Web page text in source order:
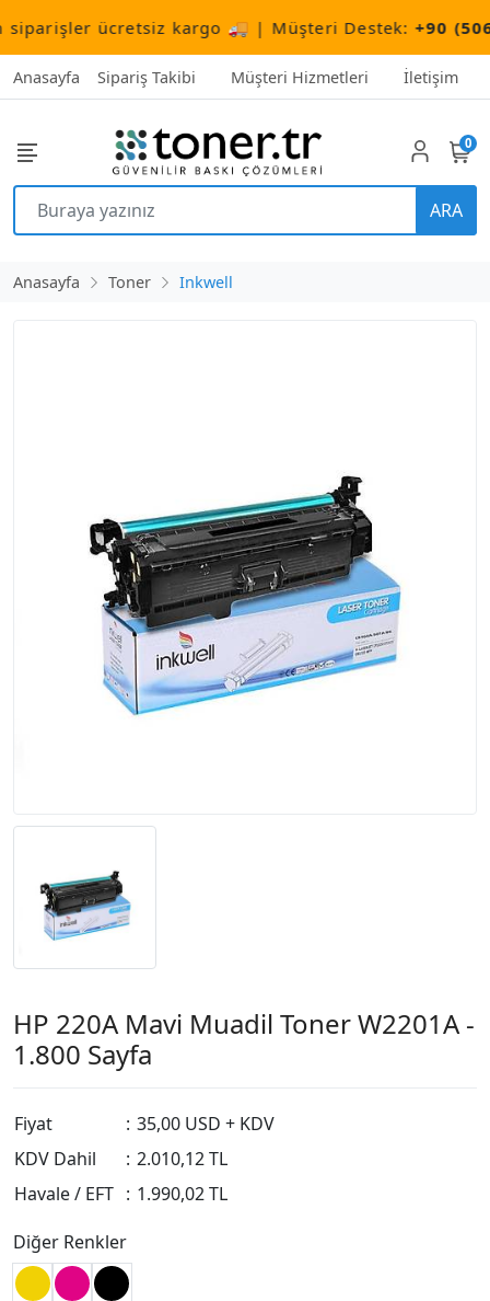
ücretsiz kargo 🚚 | Müşteri Destek:+90 (506)
Anasayfa Sipariş Takibi Müşteri Hizmetleri İletişim
ARA
0
Anasayfa Toner Inkwell
HP 220A Mavi Muadil Toner W2201A -
1.800 Sayfa
Fiyat : 35,00 USD + KDV
KDV Dahil
: 2.010,12 TL
Havale / EFT : 1.990,02 TL
Diğer Renkler